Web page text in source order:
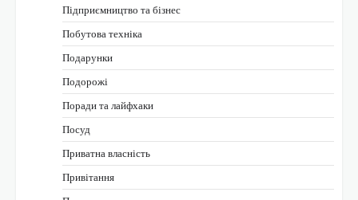
Підприємництво та бізнес
Побутова техніка
Подарунки
Подорожі
Поради та лайфхаки
Посуд
Приватна власність
Привітання